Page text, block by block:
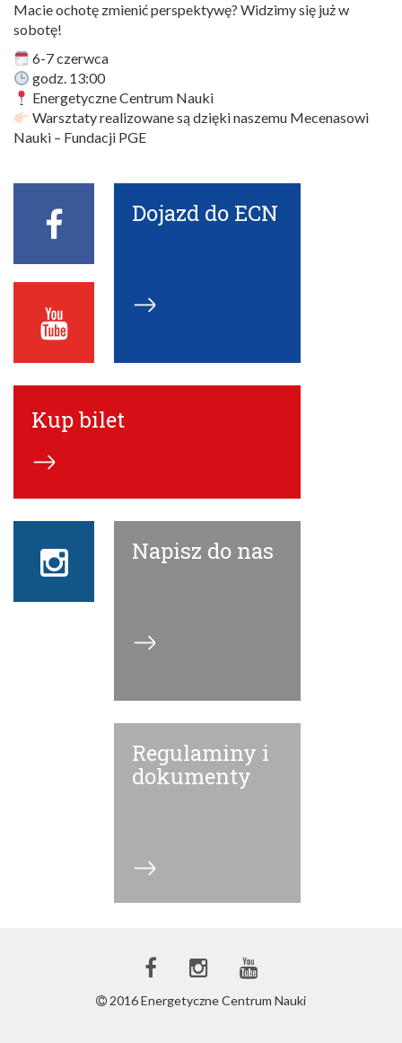
Macie ochotę zmienić perspektywę? Widzimy się już w
sobotę!
6-7 czerwca
godz. 13:00
Energetyczne Centrum Nauki
Warsztaty realizowane są dzięki naszemu Mecenasowi
Nauki – Fundacji PGE
Facebook
ECN
Youtube
ECN
Dojazd do ECN
Kup bilet
Instagram
ECN
Napisz do nas
Regulaminy i
dokumenty
FacebookInstagram
ECN
ECN
2016 Energetyczne Centrum Nauki